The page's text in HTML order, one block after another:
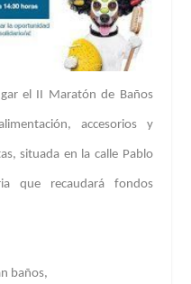
el II Maratón de Baños
accesorios y
, situada en la calle Pablo
que recaudará fondos
baños,